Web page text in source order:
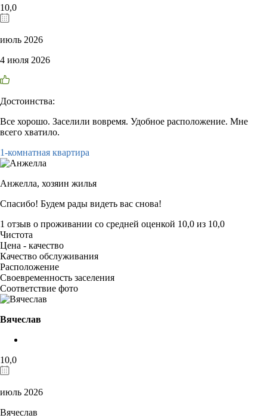
10,0
июль 2026
4 июля 2026
Достоинства:
Все хорошо. Заселили вовремя. Удобное расположение. Мне
всего хватило.
1-комнатная квартира
Анжелла, хозяин жилья
Спасибо! Будем рады видеть вас снова!
1 отзыв о проживании со средней оценкой 10,0 из 10,0
Чистота
Цена - качество
Качество обслуживания
Расположение
Своевременность заселения
Соответствие фото
Вячеслав
10,0
июль 2026
Вячеслав